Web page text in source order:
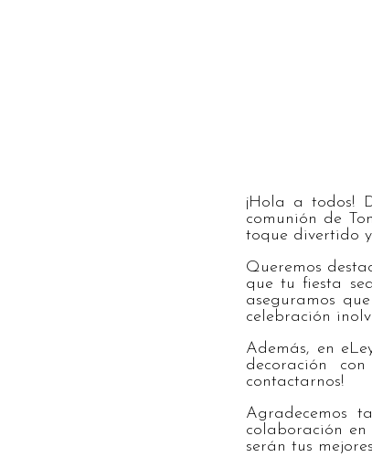
¡Hola a todos!
comunión de
toque divertido
Queremos
que tu fiesta
aseguramos
celebración
Además, en
decoración
contactarnos!
Agradecemos
colaboración en
serán tus